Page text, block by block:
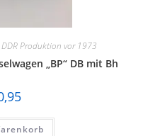
Produktion vor 1973
„BP“ DB mit Bh